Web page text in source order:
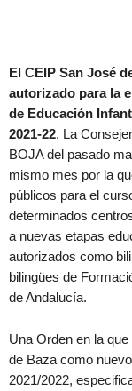
El CEIP San José
autorizado para la
de Educación
2021-22. La
BOJA del pasado
mismo mes por la
públicos para el
determinados
a nuevas etapas
autorizados como
bilingües de
de Andalucía.
Una Orden en la
de Baza como
2021/2022,